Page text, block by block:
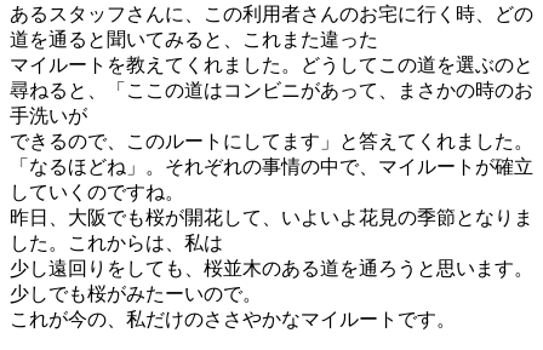
あるスタッフさんに、この利用者さんのお宅に行く時、どの
道を通ると聞いてみると、これまた違った
マイルートを教えてくれました。どうしてこの道を選ぶのと
尋ねると、「ここの道はコンビニがあって、まさかの時のお
手洗いが
できるので、このルートにしてます」と答えてくれました。
「なるほどね」。それぞれの事情の中で、マイルートが確立
していくのですね。
昨日、大阪でも桜が開花して、いよいよ花見の季節となりま
した。これからは、私は
少し遠回りをしても、桜並木のある道を通ろうと思います。
少しでも桜がみたーいので。
これが今の、私だけのささやかなマイルートです。